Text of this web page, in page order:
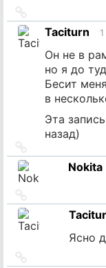
на
источник
Taciturn
Он не в
но я до
Бесит
в
Эта
назад)
на
источникNokita
на
источник
Ясно